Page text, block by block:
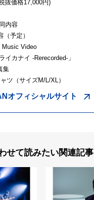
抜価格17,000円)
内容
（予定）
Music Video
イカナイ -Rerecorded-」
集
ツ（サイズM/L/XL）
オフィシャルサイト
せて読みたい関連記事